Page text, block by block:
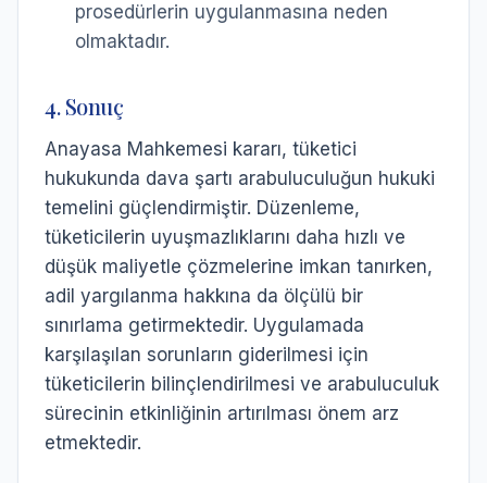
prosedürlerin uygulanmasına neden
olmaktadır.
4. Sonuç
Anayasa Mahkemesi kararı, tüketici
hukukunda dava şartı arabuluculuğun hukuki
temelini güçlendirmiştir. Düzenleme,
tüketicilerin uyuşmazlıklarını daha hızlı ve
düşük maliyetle çözmelerine imkan tanırken,
adil yargılanma hakkına da ölçülü bir
sınırlama getirmektedir. Uygulamada
karşılaşılan sorunların giderilmesi için
tüketicilerin bilinçlendirilmesi ve arabuluculuk
sürecinin etkinliğinin artırılması önem arz
etmektedir.